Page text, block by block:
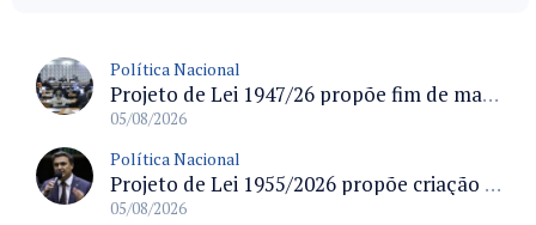
Política Nacional
Projeto de Lei 1947/26 propõe fim de margens para cartão de crédito e consignado do INSS
05/08/2026
Política Nacional
Projeto de Lei 1955/2026 propõe criação de geração livre de fumo ao restringir venda de vapes a nascidos desde 1º de janeiro de 2009
05/08/2026